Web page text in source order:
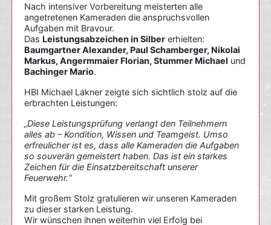
Nach intensiver Vorbereitung meisterten alle
angetretenen Kameraden die anspruchsvollen
Aufgaben mit Bravour.
Das Leistungsabzeichen in Silber erhielten:
Baumgartner Alexander, Paul Schamberger, Nikolai
Markus, Angermmaier Florian, Stummer Michael und
Bachinger Mario.
HBI Michael Lakner zeigte sich sichtlich stolz auf die
erbrachten Leistungen:
„Diese Leistungsprüfung verlangt den Teilnehmern
alles ab – Kondition, Wissen und Teamgeist. Umso
erfreulicher ist es, dass alle Kameraden die Aufgaben
so souverän gemeistert haben. Das ist ein starkes
Zeichen für die Einsatzbereitschaft unserer
Feuerwehr.“
Mit großem Stolz gratulieren wir unseren Kameraden
zu dieser starken Leistung.
Wir wünschen ihnen weiterhin viel Erfolg bei